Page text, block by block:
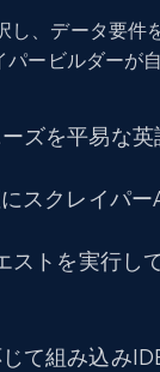
し、データ要件
パービルダーが
ズを平易な英
スクレイパー
ストを実行し
て組み込み